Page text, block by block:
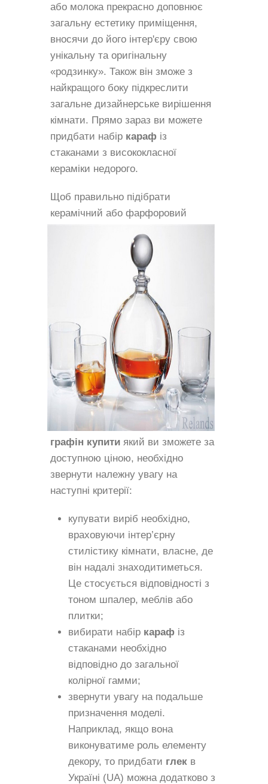
або молока прекрасно доповнює
загальну естетику приміщення,
вносячи до його інтер'єру свою
унікальну та оригінальну
«родзинку». Також він зможе з
найкращого боку підкреслити
загальне дизайнерське вирішення
кімнати. Прямо зараз ви можете
придбати набір караф із
стаканами з висококласної
кераміки недорого.
Щоб правильно підібрати
керамічний або фарфоровий
графін купити який ви зможете за
доступною ціною, необхідно
звернути належну увагу на
наступні критерії:
купувати виріб необхідно,
враховуючи інтер’єрну
стилістику кімнати, власне, де
він надалі знаходитиметься.
Це стосується відповідності з
тоном шпалер, меблів або
плитки;
вибирати набір караф із
стаканами необхідно
відповідно до загальної
колірної гамми;
звернути увагу на подальше
призначення моделі.
Наприклад, якщо вона
виконуватиме роль елементу
декору, то придбати глек в
Україні (UA) можна додатково з